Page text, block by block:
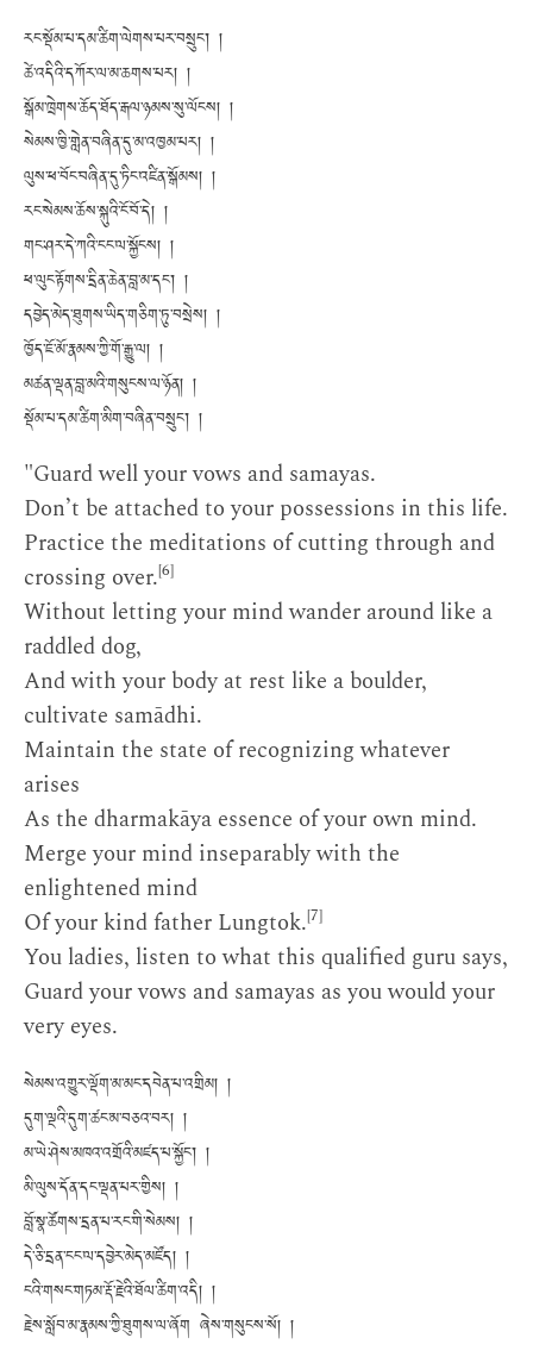
རང་སྡོམ་པ་དམ་ཚིག་ལེགས་པར་བསྲུང་། །
ཚེ་འདིའི་དཀོར་ལ་མ་ཆགས་པར། །
སྒོམ་ཁྲེགས་ཆོད་ཐོད་རྒལ་ཉམས་སུ་ལོངས། །
སེམས་ཁྱི་གླེན་བཞིན་དུ་མ་འཁྱམ་པར། །
ལུས་ཕ་བོང་བཞིན་དུ་ཏིང་འཛིན་སྒོམས། །
རང་སེམས་ཆོས་སྐུའི་ངོ་བོ་དེ། །
གང་ཤར་དེ་ཀའི་ངང་ལ་སྐྱོངས། །
ཕ་ལུང་རྟོགས་དྲིན་ཆེན་བླ་མ་དང་། །
དབྱེད་མེད་ཐུགས་ཡིད་གཅིག་ཏུ་བསྲེས། །
ཁྱོད་ཇོ་མོ་རྣམས་ཀྱི་གོ་རྒྱུ་ལ། །
མཚན་ལྡན་བླ་མའི་གསུངས་ལ་ཉོན། །
སྡོམ་པ་དམ་ཚིག་མིག་བཞིན་བསྲུང་། །
"Guard well your vows and samayas.
Don’t be attached to your possessions in this life.
Practice the meditations of cutting through and
crossing over.[6]
Without letting your mind wander around like a
raddled dog,
And with your body at rest like a boulder,
cultivate samādhi.
Maintain the state of recognizing whatever
arises
As the dharmakāya essence of your own mind.
Merge your mind inseparably with the
enlightened mind
Of your kind father Lungtok.[7]
You ladies, listen to what this qualified guru says,
Guard your vows and samayas as you would your
very eyes.
སེམས་འགྱུར་ལྡོག་མ་མང་དབེན་པ་འགྲིམ། །
དུག་ལྔའི་དུག་ཚང་མ་བཅའ་བར། །
མ་ཡེ་ཤེས་མཁའ་འགྲོའི་མཛད་པ་སྐྱོང་། །
མི་ལུས་དོན་དང་ལྡན་པར་གྱིས། །
བློ་སྣ་ཚོགས་དྲན་པ་རང་གི་སེམས། །
དེ་ཅི་དྲན་ངང་ལ་དབྱེར་མེད་མཛོད། །
ངའི་གསང་གཏམ་རྡོ་རྗེའི་ཐོལ་ཚིག་འདི། །
རྗེས་སློབ་མ་རྣམས་ཀྱི་ཐུགས་ལ་ཞོག ཞེས་གསུངས་སོ། །